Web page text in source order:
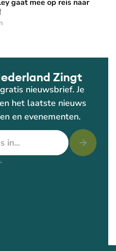
gaat mee op reis naar
Zingt
nieuwsbrief. Je
het laatste nieuws
en evenementen.
.